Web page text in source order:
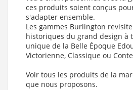
ces produits soient conçus
s'adapter ensemble.
Les gammes Burlington
historiques du grand design à
unique de la Belle Époque
Victorienne, Classique ou
Voir tous les produits de la
que nous proposons.